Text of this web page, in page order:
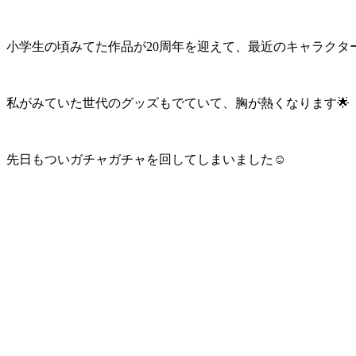
小学生の頃みてた作品が20周年を迎えて、最近のキャラクタ
私がみていた世代のグッズもでていて、胸が熱くなります🌟
先日もついガチャガチャを回してしまいました☺️